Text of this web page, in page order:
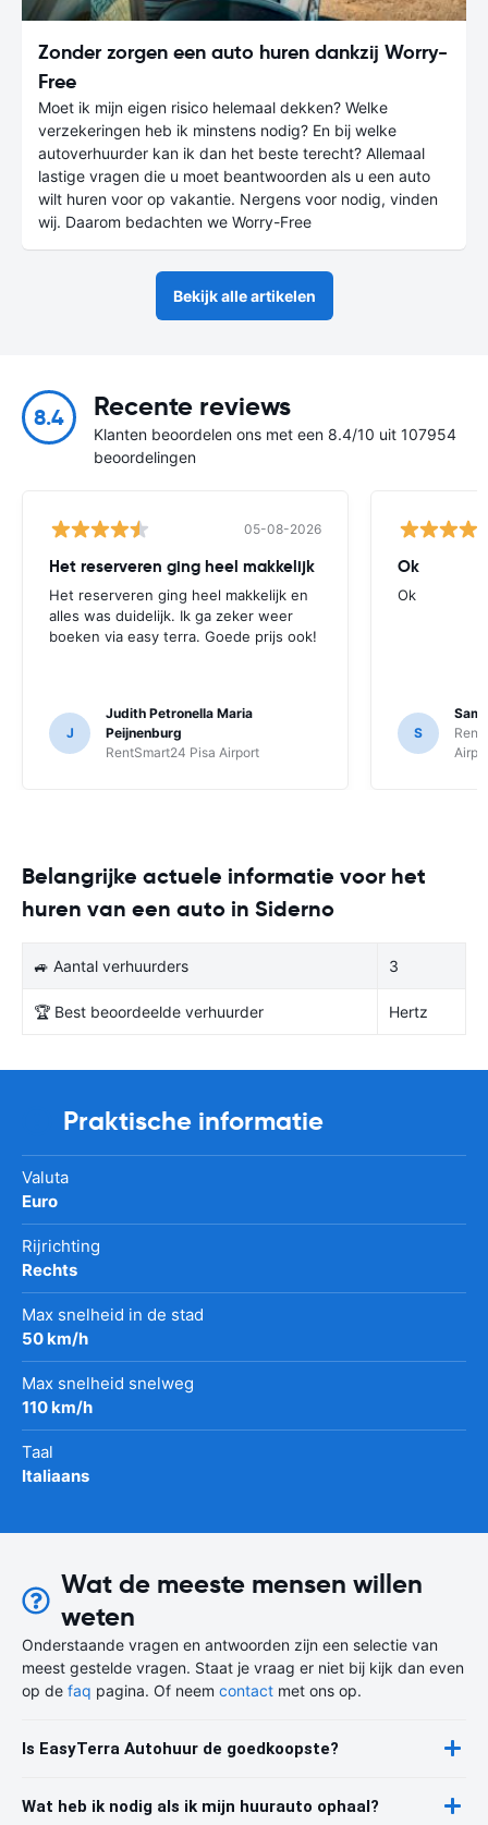
Zonder zorgen een auto huren dankzij Worry-
Free
Moet ik mijn eigen risico helemaal dekken? Welke
verzekeringen heb ik minstens nodig? En bij welke
autoverhuurder kan ik dan het beste terecht? Allemaal
lastige vragen die u moet beantwoorden als u een auto
wilt huren voor op vakantie. Nergens voor nodig, vinden
wij. Daarom bedachten we Worry-Free
Bekijk alle artikelen
8.4 Recente reviews
Klanten beoordelen ons met een 8.4/10 uit 107954
beoordelingen
05-08-2026
Het reserveren ging heel makkelijk
Het reserveren ging heel makkelijk en
alles was duidelijk. Ik ga zeker weer
boeken via easy terra. Goede prijs ook!
J
Judith Petronella Maria
Peijnenburg
RentSmart24 Pisa Airport
Ok
Ok
S
Sam
Belangrijke actuele informatie voor het
huren van een auto in Siderno
🚙 Aantal verhuurders 3
🏆 Best beoordeelde verhuurder Hertz
Praktische informatie
Valuta
Euro
Rijrichting
Rechts
Max snelheid in de stad
50 km/h
Max snelheid snelweg
110 km/h
Taal
Italiaans
Wat de meeste mensen willen
weten
Onderstaande vragen en antwoorden zijn een selectie van
meest gestelde vragen. Staat je vraag er niet bij kijk dan even
op de faq pagina. Of neem contact met ons op.
Is EasyTerra Autohuur de goedkoopste?
Wat heb ik nodig als ik mijn huurauto ophaal?